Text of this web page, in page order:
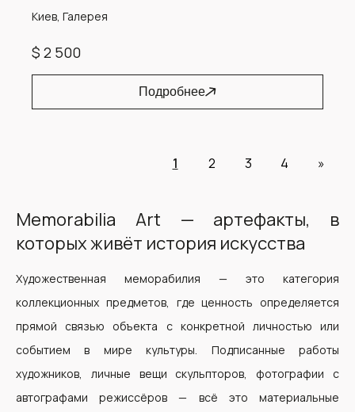
Киев, Галерея
$ 2 500
Подробнее
1 2 3 4 »
Memorabilia Art — артефакты, в
которых живёт история искусства
Художественная меморабилия — это категория
коллекционных предметов, где ценность определяется
прямой связью объекта с конкретной личностью или
событием в мире культуры. Подписанные работы
художников, личные вещи скульпторов, фотографии с
автографами режиссёров — всё это материальные